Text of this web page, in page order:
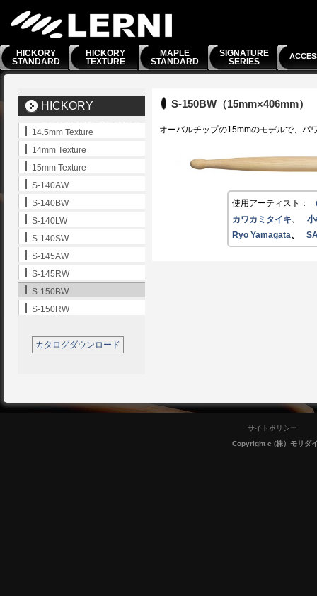
HICKORY
STANDARD
HICKORY
TEXTURE
MAPLE
STANDARD
SIGNATURE
SERIES
S-150BW（15mm×406mm）
オーバルチップの15mmのモデルで、パ
使用アーティスト：
カワカミタイキ、
Ryo Yamagata、
HICKORY
TEXTURE SERIES
14.5mm Texture
14mm Texture
15mm Texture
S-140AW
S-140BW
S-140LW
S-140SW
S-145AW
S-145RW
S-150BW
S-150RW
カタログダウンロード
サイトポリシー
Copyright c (株）モリダ